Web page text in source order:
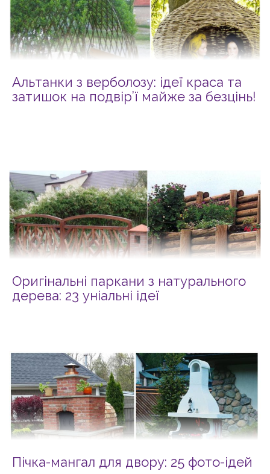
Альтанки з верболозу: ідеї краса та
затишок на подвір’ї майже за безцінь!
Оригінальні паркани з натурального
дерева: 23 уніальні ідеї
Пічка-мангал для двору: 25 фото-ідей